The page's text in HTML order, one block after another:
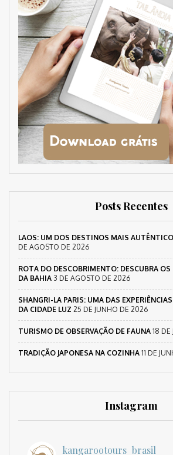
Posts Recentes
LAOS: UM DOS DESTINOS MAIS
DE AGOSTO DE 2026
ROTA DO DESCOBRIMENTO: DESCUBRA
DA BAHIA 3 DE AGOSTO DE 2026
SHANGRI-LA PARIS: UMA DAS
DA CIDADE LUZ 25 DE JUNHO DE 2026
TURISMO DE OBSERVAÇÃO DE FAUNA 18
TRADIÇÃO JAPONESA NA COZINHA 11 DE
Instagram
kangarootours_brasil